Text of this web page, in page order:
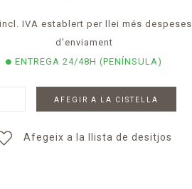
IVA establert per llei més despeses
d'enviament
ENTREGA 24/48H (PENÍNSULA)
AFEGIR A LA CISTELLA
Afegeix a la llista de desitjos